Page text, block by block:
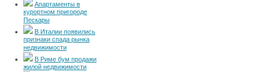
Апартаменты в
курортном пригороде
Пескары
В Италии появились
признаки спада рынка
недвижимости
В Риме бум продажи
жилой недвижимости